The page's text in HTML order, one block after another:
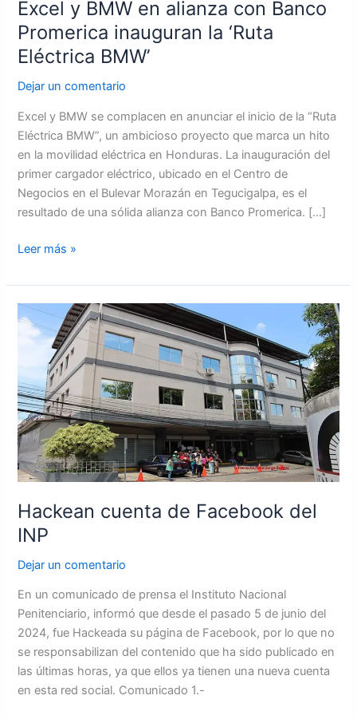
Excel y BMW en alianza con Banco
Promerica inauguran la ‘Ruta
Eléctrica BMW’
Dejar un comentario
Excel y BMW se complacen en anunciar el inicio de la “Ruta
Eléctrica BMW”, un ambicioso proyecto que marca un hito
en la movilidad eléctrica en Honduras. La inauguración del
primer cargador eléctrico, ubicado en el Centro de
Negocios en el Bulevar Morazán en Tegucigalpa, es el
resultado de una sólida alianza con Banco Promerica. […]
Eléctrica
BMW’
Leer más »
Hackean cuenta de Facebook del
INP
Dejar un comentario
En un comunicado de prensa el Instituto Nacional
Penitenciario, informó que desde el pasado 5 de junio del
2024, fue Hackeada su página de Facebook, por lo que no
se responsabilizan del contenido que ha sido publicado en
las últimas horas, ya que ellos ya tienen una nueva cuenta
en esta red social. Comunicado 1.-
Hackean
cuenta
Facebook
del
INP